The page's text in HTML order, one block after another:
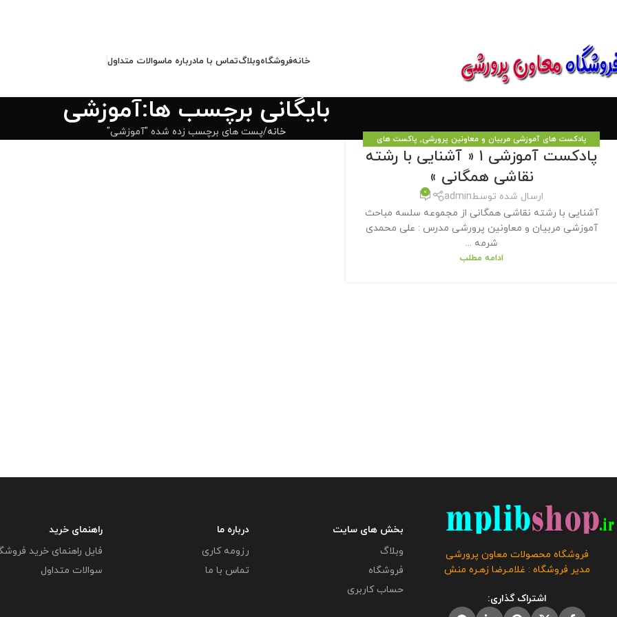
خانهفروشگاهوبلاگتماس با مادرباره ماسوالات متداول
بایگانی برچسب ها:آموزشی
خانه پست های برچسب زده شده "آموزشی"
پادکست های آموزشی مربیان و معاونین پرورشی, پاکست های
آموزشیپادکست آموزشی ۱ « آشنایی با رشته
نقاشی همگانی »
ارسال شده توسطadmin
0
آشنایی با رشته نقاشی همگانی از مجموعه سلسه مباحث
آموزشی مربیان و معاونین پرورشی مدرس : علی محمدی
شرمه ...
ادامه مطلب
فروشگاه محصولات معاون پرورشی
مدیر فروشگاه : غلامـرضا زهـره منش
اشتراک گذاری:
بخش های سایت
وبلاگ
فروشگاه
حساب کاربری
درباره ما
رزومه کاری
تماس با ما
راهنمای خرید
فایل راهنمای خرید
سوالات متداول